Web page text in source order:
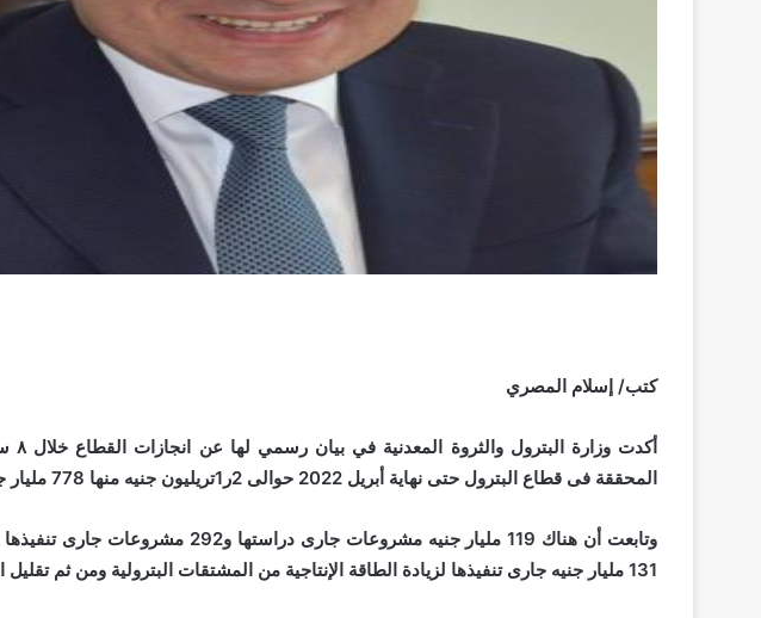
كتب/ إسلام المصري
المحققة فى قطاع البترول حتى نهاية أبريل 2022 حوالى 2ر1تريليون جنيه منها 778 مليار جنيه مشروعات بدأ تشغيلها .
131 مليار جنيه جارى تنفيذها لزيادة الطاقة الإنتاجية من المشتقات البترولية ومن ثم تقليل الاستيراد .